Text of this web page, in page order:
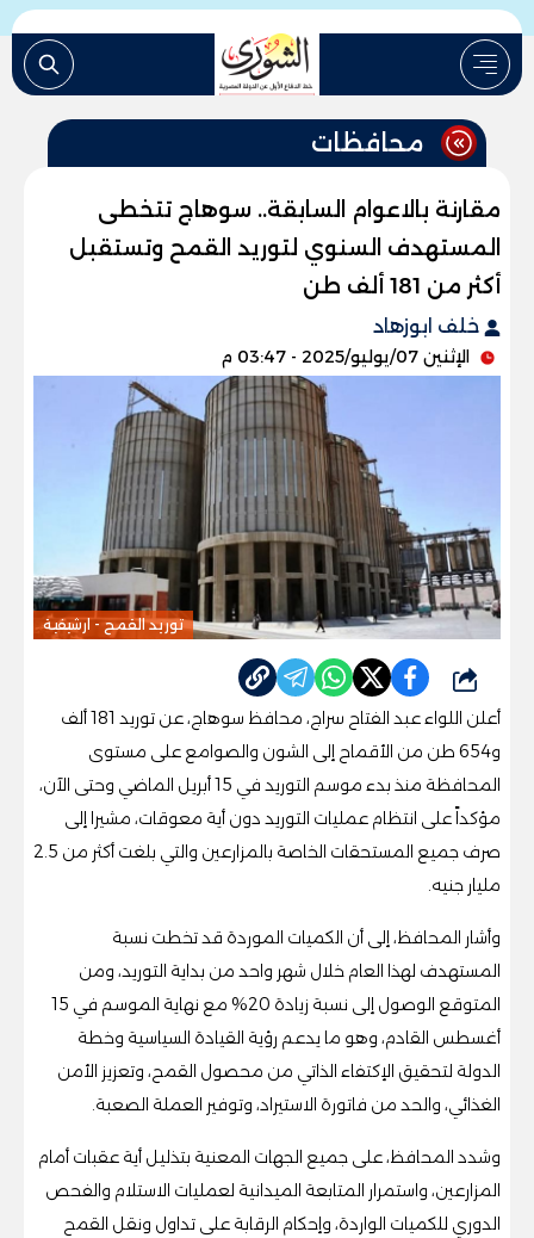
محافظات
مقارنة بالاعوام السابقة.. سوهاج تتخطى
المستهدف السنوي لتوريد القمح وتستقبل
أكثر من 181 ألف طن
خلف ابوزهاد
الإثنين 07/يوليو/2025 - 03:47 م
توريد القمح - ارشيفية
شارك
أعلن اللواء عبد الفتاح سراج، محافظ سوهاج، عن توريد 181 ألف
و654 طن من الأقماح إلى الشون والصوامع على مستوى
المحافظة منذ بدء موسم التوريد في 15 أبريل الماضي وحتى الآن،
مؤكداً على انتظام عمليات التوريد دون أية معوقات، مشيرا إلى
صرف جميع المستحقات الخاصة بالمزارعين والتي بلغت أكثر من 2.5
مليار جنيه.
وأشار المحافظ، إلى أن الكميات الموردة قد تخطت نسبة
المستهدف لهذا العام خلال شهر واحد من بداية التوريد، ومن
المتوقع الوصول إلى نسبة زيادة 20% مع نهاية الموسم في 15
أغسطس القادم، وهو ما يدعم رؤية القيادة السياسية وخطة
الدولة لتحقيق الإكتفاء الذاتي من محصول القمح، وتعزيز الأمن
الغذائي، والحد من فاتورة الاستيراد، وتوفير العملة الصعبة.
وشدد المحافظ، على جميع الجهات المعنية بتذليل أية عقبات أمام
المزارعين، واستمرار المتابعة الميدانية لعمليات الاستلام والفحص
الدوري للكميات الواردة، وإحكام الرقابة على تداول ونقل القمح